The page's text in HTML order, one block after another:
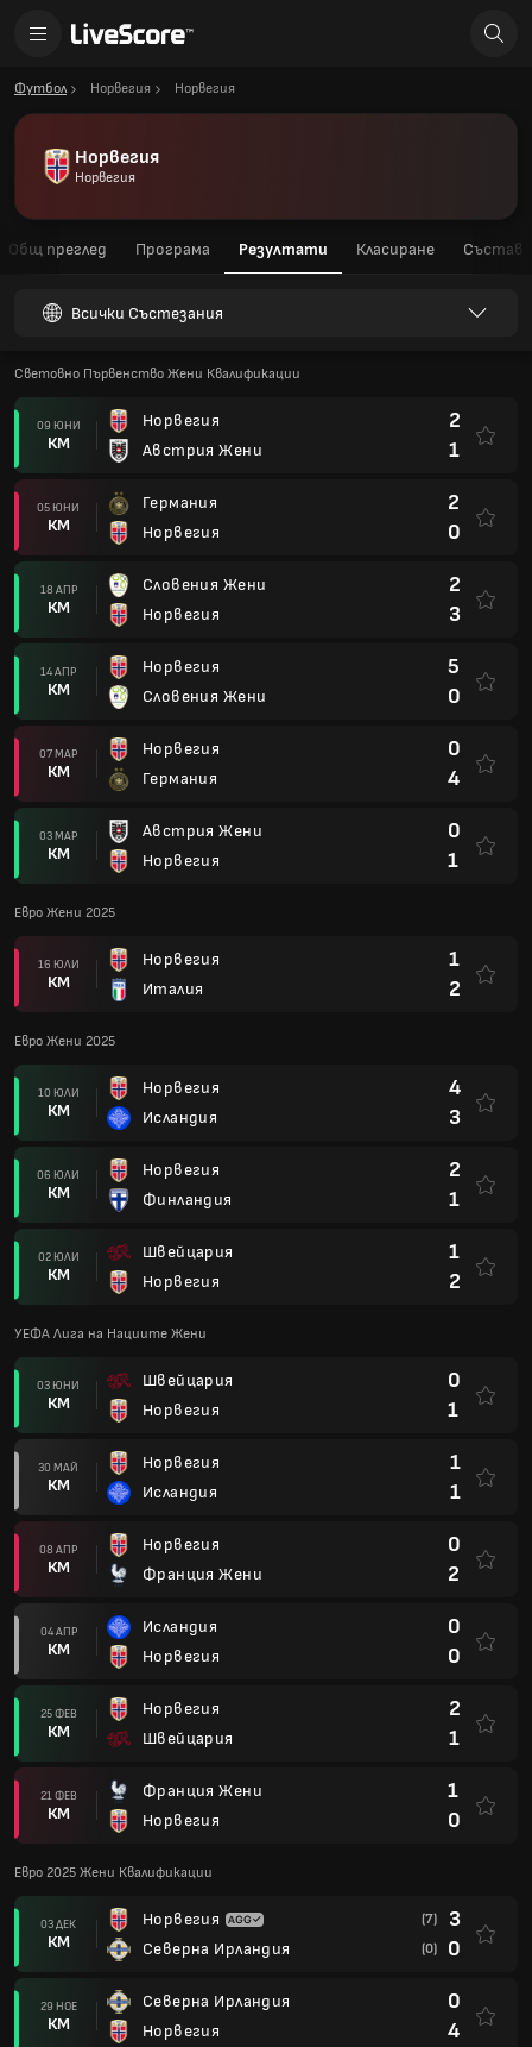
Футбол Норвегия Норвегия
Норвегия
Норвегия
Общ преглед Програма Резултати Класиране Състав
Всички Състезания
Световно Първенство Жени Квалификации
09 ЮНИ
КМ
Норвегия
Австрия Жени
2
1
05 ЮНИ
КМ
Германия
Норвегия
2
0
18 АПР
КМ
Словения Жени
Норвегия
2
3
14 АПР
КМ
Норвегия
Словения Жени
5
0
07 МАР
КМ
Норвегия
Германия
0
4
03 МАР
КМ
Австрия Жени
Норвегия
0
1
Евро Жени 2025
16 ЮЛИ
КМ
Норвегия
Италия
1
2
Евро Жени 2025
10 ЮЛИ
КМ
Норвегия
Исландия
4
3
06 ЮЛИ
КМ
Норвегия
Финландия
2
1
02 ЮЛИ
КМ
Швейцария
Норвегия
1
2
УЕФА Лига на Нациите Жени
03 ЮНИ
КМ
Швейцария
Норвегия
0
1
30 МАЙ
КМ
Норвегия
Исландия
1
1
08 АПР
КМ
Норвегия
Франция Жени
0
2
04 АПР
КМ
Исландия
Норвегия
0
0
25 ФЕВ
КМ
Норвегия
Швейцария
2
1
21 ФЕВ
КМ
Франция Жени
Норвегия
1
0
Евро 2025 Жени Квалификации
03 ДЕК
КМ
Норвегия
Северна Ирландия
(7) 3
(0) 0
29 НОЕ
КМ
Северна Ирландия
Норвегия
0
4